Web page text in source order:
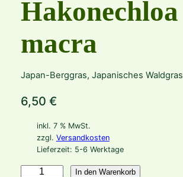
Hakonechloa
macra
Japan-Berggras, Japanisches Waldgras
6,50 €
inkl. 7 % MwSt.
zzgl. Versandkosten
Lieferzeit: 5-6 Werktage
In den Warenkorb